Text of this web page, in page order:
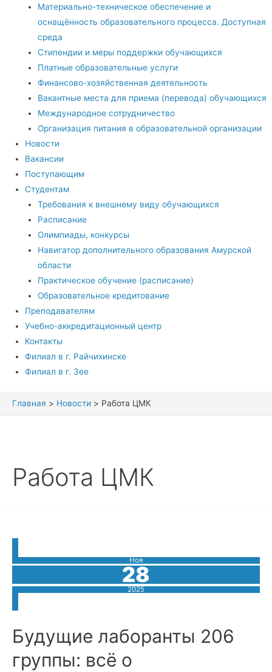
Материально-техническое обеспечение и
оснащённость образовательного процесса. Доступная
среда
Стипендии и меры поддержки обучающихся
Платные образовательные услуги
Финансово-хозяйственная деятельность
Вакантные места для приема (перевода) обучающихся
Международное сотрудничество
Организация питания в образовательной организации
Новости
Вакансии
Поступающим
Студентам
Требования к внешнему виду обучающихся
Расписание
Олимпиады, конкурсы
Навигатор дополнительного образования Амурской
области
Практическое обучение (расписание)
Образовательное кредитование
Преподавателям
Учебно-аккредитационный центр
Контакты
Филиал в г. Райчихинске
Филиал в г. Зее
Главная Новости Работа ЦМК
Работа ЦМК
Ноя
28
2025
Будущие лаборанты 206
группы: всё о